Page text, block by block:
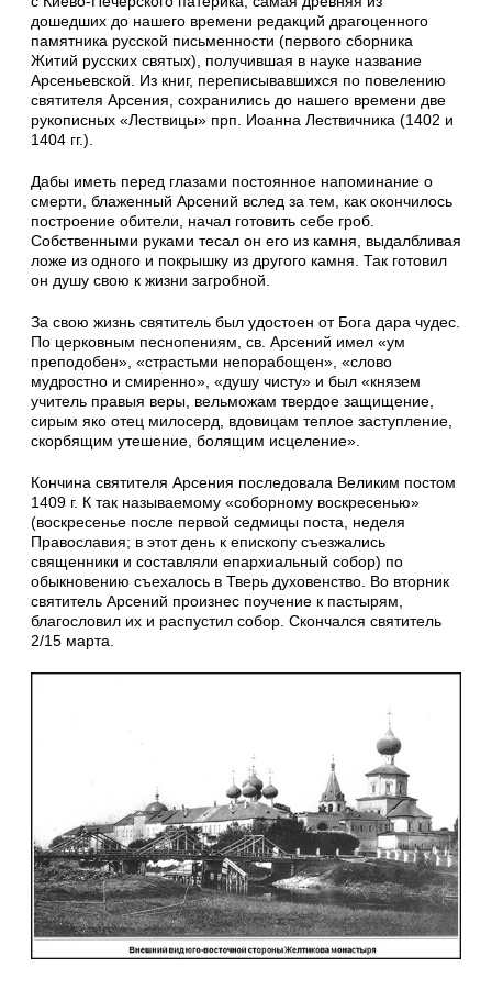
дошедших до нашего времени редакций драгоценного
памятника русской письменности (первого сборника
Житий русских святых), получившая в науке название
Арсеньевской. Из книг, переписывавшихся по повелению
свя­тителя Арсения, сохранились до нашего времени две
рукописных «Лествицы» прп. Иоанна Лествичника (1402 и
1404 гг.).
Дабы иметь перед глазами постоянное напоминание о
смерти, блаженный Арсений вслед за тем, как окончилось
построение обители, начал готовить себе гроб.
Собственными руками тесал он его из камня, выдалбливая
ложе из одного и покрышку из другого камня. Так готовил
он душу свою к жизни загробной.
За свою жизнь святитель был удостоен от Бога дара чудес.
По церковным песно­пениям, св. Арсений имел «ум
преподобен», «страстьми непорабощен», «слово
мудростно и смиренно», «душу чисту» и был «князем
учитель правыя веры, вельможам твердое защищение,
сирым яко отец милосерд, вдовицам теплое заступление,
скорбящим утешение, болящим исцеление».
Кончина святителя Арсения последовала Великим постом
1409 г. К так назы­­ваемому «соборному воскресенью»
(воскресенье после первой седмицы поста, неделя
Православия; в этот день к епископу съезжались
священники и сос­тавляли епархиальный собор) по
обыкновению съехалось в Тверь духовенство. Во вторник
святитель Арсений произнес поучение к пастырям,
благословил их и распустил собор. Скончался святитель
2/15 марта.